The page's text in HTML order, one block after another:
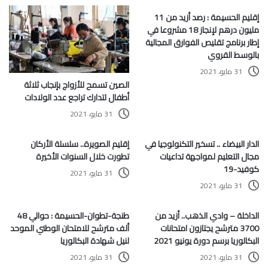
إقليم الحسيمة : رصد أزيد من 11
مليون درهم لإنجاز 18 مشروعا في
إطار برنامج تقليص الفوارق المجالية
بالوسط القروي
31 مايو، 2021
الصين تسمح للأزواج بإنجاب ثلاثة
أطفال لتدارك تراجع عدد الولادات
31 مايو، 2021
الدار البيضاء .. تسخير التكنولوجيا في
مجال التعليم لمواجهة تداعيات
كوفيد-19
31 مايو، 2021
إقليم الصويرة.. سلسلة الأركان
تطورت خلال السنوات الأخيرة
31 مايو، 2021
الداخلة – وادي الذهب.. أزيد من
3700 مترشح يجتازون امتحانات
البكالوريا برسم دورة يونيو 2021
31 مايو، 2021
طنجة-تطوان-الحسيمة : حوالي 48
ألف مترشح للامتحان الوطني الموحد
لنيل شهادة البكالوريا
31 مايو، 2021